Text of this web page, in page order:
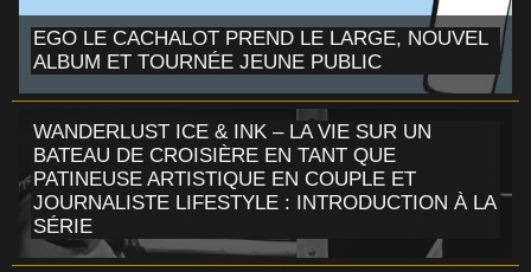
EGO LE CACHALOT PREND LE LARGE, NOUVEL
ALBUM ET TOURNÉE JEUNE PUBLIC
WANDERLUST ICE & INK – LA VIE SUR UN
BATEAU DE CROISIÈRE EN TANT QUE
PATINEUSE ARTISTIQUE EN COUPLE ET
JOURNALISTE LIFESTYLE : INTRODUCTION À LA
SÉRIE